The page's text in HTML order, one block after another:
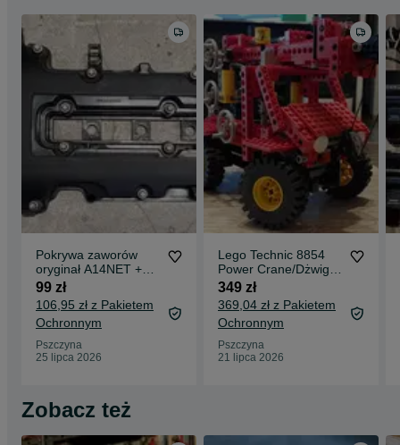
Pokrywa zaworów
oryginał A14NET +
zestaw
99 zł
106,95 zł z Pakietem
Ochronnym
Pszczyna
25 lipca 2026
Lego Technic 8854
Power Crane/Dżwig
1989
349 zł
369,04 zł z Pakietem
Ochronnym
Pszczyna
21 lipca 2026
Zobacz też